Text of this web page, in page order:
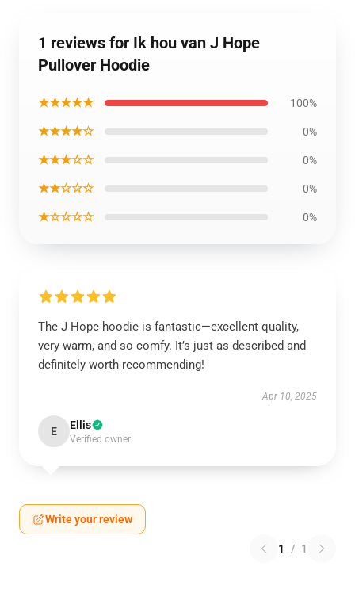
1 reviews for Ik hou van J Hope
Pullover Hoodie
★★★★★ 100%
★★★★☆ 0%
★★★☆☆ 0%
★★☆☆☆ 0%
★☆☆☆☆ 0%
The J Hope hoodie is fantastic—excellent quality,
very warm, and so comfy. It’s just as described and
definitely worth recommending!
Apr 10, 2025
E Ellis
Verified owner
Write your review
1 / 1